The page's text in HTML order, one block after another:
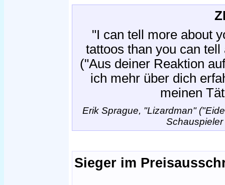
"I can tell more about
tattoos than you can
("Aus deiner Reaktion
ich mehr über dich
meinen
Erik Sprague, "Lizardman"
Sieger im